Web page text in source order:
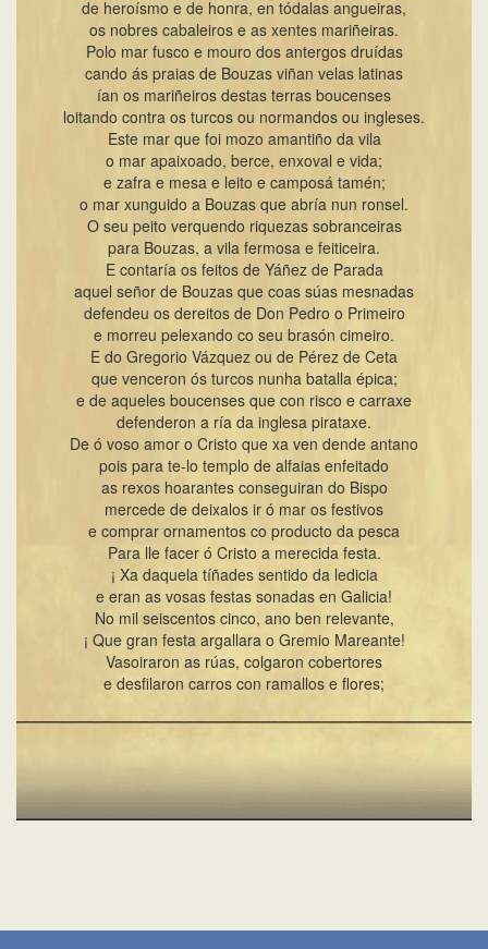
de heroísmo e de honra, en tódalas angueiras,
os nobres cabaleiros e as xentes mariñeiras.
Polo mar fusco e mouro dos antergos druídas
cando ás praias de Bouzas viñan velas latinas
ían os mariñeiros destas terras boucenses
loitando contra os turcos ou normandos ou ingleses.
Este mar que foi mozo amantiño da vila
o mar apaixoado, berce, enxoval e vida;
e zafra e mesa e leito e camposá tamén;
o mar xunguido a Bouzas que abría nun ronsel.
O seu peito verquendo riquezas sobranceiras
para Bouzas, a vila fermosa e feiticeira.
E contaría os feitos de Yáñez de Parada
aquel señor de Bouzas que coas súas mesnadas
defendeu os dereitos de Don Pedro o Primeiro
e morreu pelexando co seu brasón cimeiro.
E do Gregorio Vázquez ou de Pérez de Ceta
que venceron ós turcos nunha batalla épica;
e de aqueles boucenses que con risco e carraxe
defenderon a ría da inglesa pirataxe.
De ó voso amor o Cristo que xa ven dende antano
pois para te-lo templo de alfaias enfeitado
as rexos hoarantes conseguiran do Bispo
mercede de deixalos ir ó mar os festivos
e comprar ornamentos co producto da pesca
Para lle facer ó Cristo a merecida festa.
¡ Xa daquela tíñades sentido da ledicia
e eran as vosas festas sonadas en Galicia!
No mil seiscentos cinco, ano ben relevante,
¡ Que gran festa argallara o Gremio Mareante!
Vasoiraron as rúas, colgaron cobertores
e desfilaron carros con ramallos e flores;